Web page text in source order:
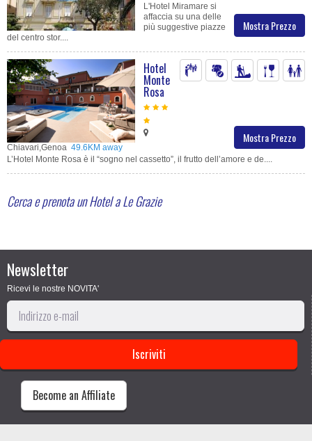
Mostra Prezzo
L'Hotel Miramare si
affaccia su una delle
più suggestive piazze
del centro stor....
Mostra Prezzo
Hotel
Monte
Rosa
Chiavari,Genoa 49.6KM away
L’Hotel Monte Rosa è il “sogno nel cassetto”, il frutto dell’amore e de....
Cerca e prenota un Hotel a Le Grazie
Newsletter
Ricevi le nostre NOVITA'
Become an Affiliate